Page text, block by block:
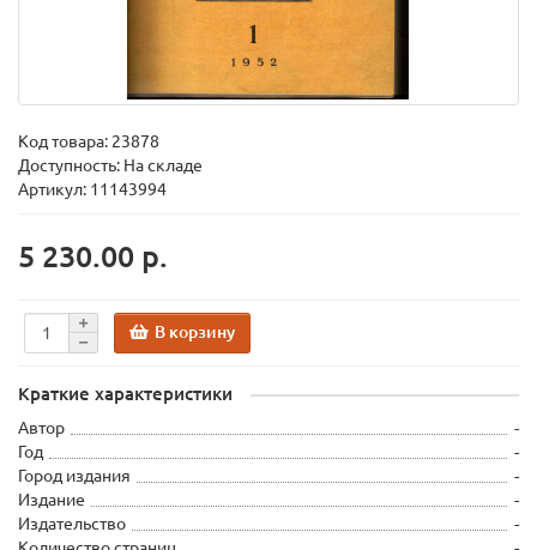
Код товара: 23878
Доступность: На складе
Артикул: 11143994
5 230.00 р.
В корзину
Краткие характеристики
Автор
-
Год
-
Город издания
-
Издание
-
Издательство
-